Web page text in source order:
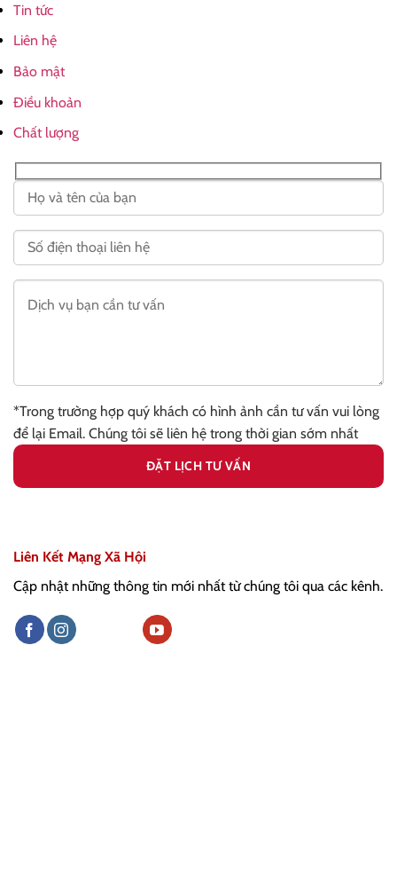
Tin tức
Liên hệ
Bảo mật
Điều khoản
Chất lượng
*Trong trường hợp quý khách có hình ảnh cần tư vấn vui lòng
để lại Email. Chúng tôi sẽ liên hệ trong thời gian sớm nhất
Liên Kết Mạng Xã Hội
Cập nhật những thông tin mới nhất từ chúng tôi qua các kênh.